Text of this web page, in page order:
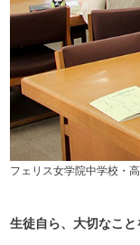
フェリス女学院中学校・
生徒自ら、大切なこ